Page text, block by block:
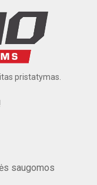
pristatymas.
saugomos